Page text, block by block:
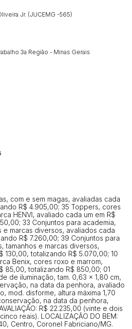
Jr. (JUCEMG -565)
3a Região - Minas Gerais
com e sem magas, avaliadas cada
R$ 4.905,00; 35 Toppers, cores
HENVI, avaliado cada um em R$
33 Conjuntos para academia,
marcas diversos, avaliados cada
R$ 7.260,00; 39 Conjuntos para
tamanhos e marcas diversos,
130,00, totalizando R$ 5.070,00; 10
Benix, cores roxo e marrom,
85,00, totalizando R$ 850,00; 01
de iluminação, tam. 0,63 x 1,80 cm,
na data da penhora, avaliado
mod. disforme, altura máxima 1,70
na data da penhora,
R$ 22.235,00 (vinte e dois
reais). LOCALIZAÇÃO DO BEM:
Centro, Coronel Fabriciano/MG.
TIAGOFELIPE R$ 1,00
TIAGOFELIPE R$ 1,00
login
lances ou